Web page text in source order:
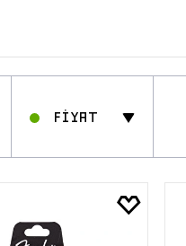
Fİyat